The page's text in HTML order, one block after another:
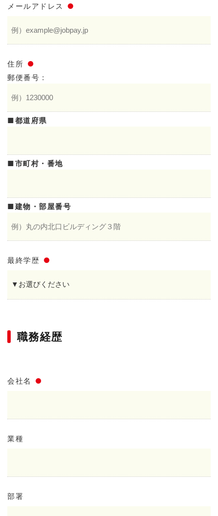
メールアドレス ●
住所 ●
郵便番号：
都道府県
市町村・番地
建物・部屋番号
最終学歴 ●
職務経歴
会社名 ●
業種
部署